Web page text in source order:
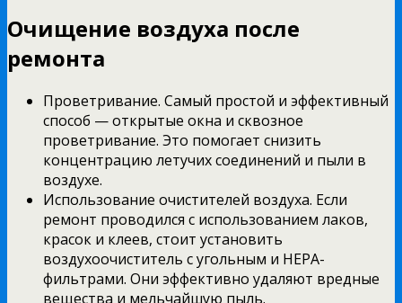
Очищение воздуха после
ремонта
Проветривание. Самый простой и эффективный
способ — открытые окна и сквозное
проветривание. Это помогает снизить
концентрацию летучих соединений и пыли в
воздухе.
Использование очистителей воздуха. Если
ремонт проводился с использованием лаков,
красок и клеев, стоит установить
воздухоочиститель с угольным и HEPA-
фильтрами. Они эффективно удаляют вредные
вещества и мельчайшую пыль.